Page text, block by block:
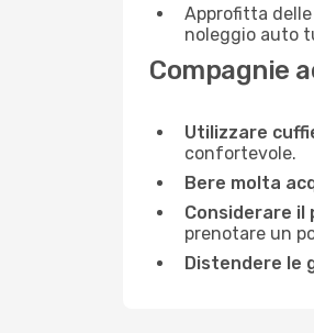
Approfitta
noleggio auto
Compagnie
Utilizzare
confortevole.
Bere molta
Considerare il
prenotare un
Distendere le